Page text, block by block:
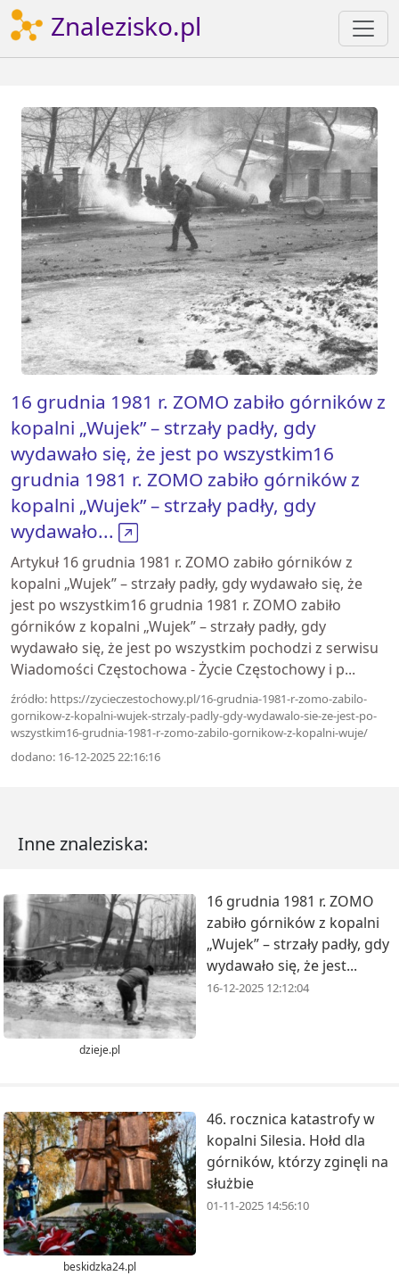
Znalezisko.pl
16 grudnia 1981 r. ZOMO zabiło górników z
kopalni „Wujek” – strzały padły, gdy
wydawało się, że jest po wszystkim16
grudnia 1981 r. ZOMO zabiło górników z
kopalni „Wujek” – strzały padły, gdy
wydawało...
Artykuł 16 grudnia 1981 r. ZOMO zabiło górników z
kopalni „Wujek” – strzały padły, gdy wydawało się, że
jest po wszystkim16 grudnia 1981 r. ZOMO zabiło
górników z kopalni „Wujek” – strzały padły, gdy
wydawało się, że jest po wszystkim pochodzi z serwisu
Wiadomości Częstochowa - Życie Częstochowy i p...
źródło: https://zycieczestochowy.pl/16-grudnia-1981-r-zomo-zabilo-
gornikow-z-kopalni-wujek-strzaly-padly-gdy-wydawalo-sie-ze-jest-po-
wszystkim16-grudnia-1981-r-zomo-zabilo-gornikow-z-kopalni-wuje/
dodano: 16-12-2025 22:16:16
Inne znaleziska:
dzieje.pl
16 grudnia 1981 r. ZOMO
zabiło górników z kopalni
„Wujek” – strzały padły, gdy
wydawało się, że jest...
16-12-2025 12:12:04
beskidzka24.pl
46. rocznica katastrofy w
kopalni Silesia. Hołd dla
górników, którzy zginęli na
służbie
01-11-2025 14:56:10